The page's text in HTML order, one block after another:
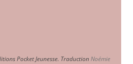
Pocket Jeunesse. TraductionNoémie